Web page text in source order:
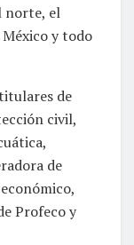
norte, el
y todo
de
civil,
de
Profeco y